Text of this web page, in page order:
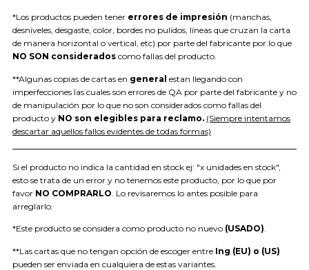
*Los productos pueden tener errores de impresión (manchas,
desniveles, desgaste, color, bordes no pulidos, líneas que cruzan la carta
de manera horizontal o vertical, etc) por parte del fabricante por lo que
NO SON considerados como fallas del producto.
**Algunas copias de cartas en general estan llegando con
imperfecciones las cuales son errores de QA por parte del fabricante y no
de manipulación por lo que no son considerados como fallas del
producto y NO son elegibles para reclamo. (Siempre intentamos
descartar aquellos fallos evidentes de todas formas)
Si el producto no indica la cantidad en stock ej: "x unidades en stock",
esto se trata de un error y no tenemos este producto, por lo que por
favor NO COMPRARLO . Lo revisaremos lo antes posible para
arreglarlo.
*Este producto se considera como producto no nuevo (USADO).
**Las cartas que no tengan opción de escoger entre Ing (EU) o (US)
pueden ser enviada en cualquiera de estas variantes.